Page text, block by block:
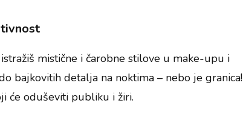
mistične i čarobne stilove u make-upu i
bajkovitih detalja na noktima – nebo je granica!
će oduševiti publiku i žiri.